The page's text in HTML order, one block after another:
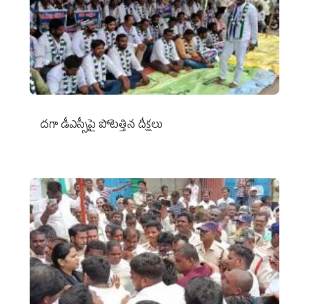
దగా డీఎస్సీపై పోటెత్తిన దీక్షలు